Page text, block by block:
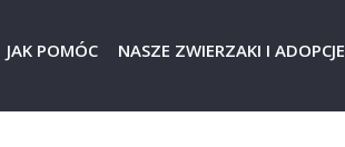
JAK POMÓC NASZE ZWIERZAKI I ADOPCJE